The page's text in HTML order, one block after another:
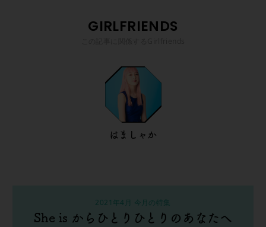
GIRLFRIENDS
はましゃか
2021年4月 今月の特集
She is からひとりひとりのあなたへ